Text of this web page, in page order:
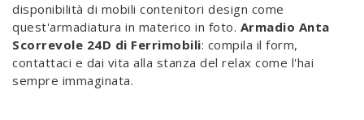
disponibilità di mobili contenitori design come
quest'armadiatura in materico in foto. Armadio Anta
Scorrevole 24D di Ferrimobili: compila il form,
contattaci e dai vita alla stanza del relax come l'hai
sempre immaginata.